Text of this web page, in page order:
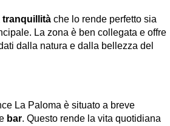
tranquillità che lo rende perfetto sia
La zona è ben collegata e offre
dalla natura e dalla bellezza del
La Paloma è situato a breve
bar. Questo rende la vita quotidiana